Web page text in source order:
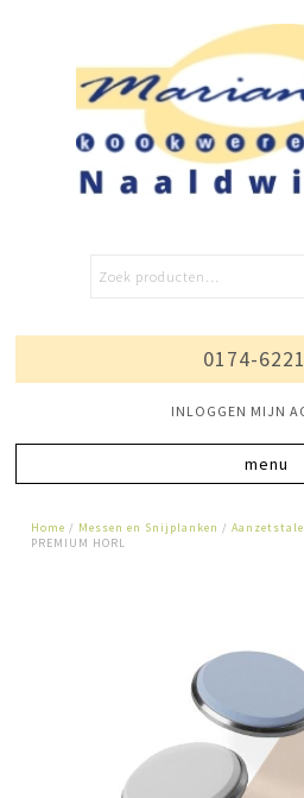
0174-
INLOGGEN MIJN
Home / Messen en Snijplanken /
PREMIUM HORL